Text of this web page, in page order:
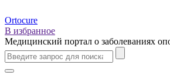
Ortocure
В избранное
Медицинский портал о заболеваниях